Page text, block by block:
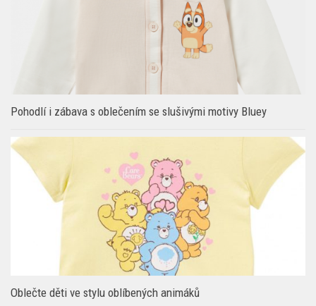
Pohodlí i zábava s oblečením se slušivými motivy Bluey
Oblečte děti ve stylu oblíbených animáků